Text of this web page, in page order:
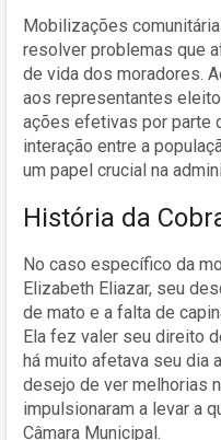
Mobilizações
resolver problemas que
de vida dos moradores.
aos representantes
ações efetivas por parte
interação entre a
um papel crucial na
História da
No caso específico da
Elizabeth Eliazar, seu
de mato e a falta de
Ela fez valer seu direito
há muito afetava seu dia
desejo de ver melhorias
impulsionaram a levar a
Câmara Municipal.